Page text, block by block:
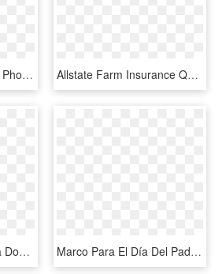
Fathers Day Png Free Photo - Carteles Para El Dia Del Padre, Transparent Png Allstate Farm Insurance Quotes - Dia Mundial Da Saúde Mental, HD Png Download
Moldura Para Foto Dia Dos Pais Png - Moldura Para Dia Dos Pais Png, Transparent Png Marco Para El Día Del Padre - Marcos Para El Dia Del Padre En Png, Transparent Png